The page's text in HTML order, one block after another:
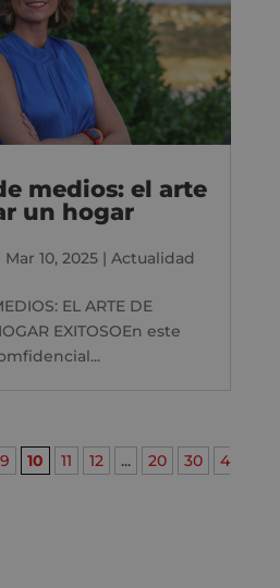
medios: el arte
un hogar
Mar 10, 2025| Actualidad
EL ARTE DE
EXITOSOEn este
9 10 11 12 ... 20 30
4